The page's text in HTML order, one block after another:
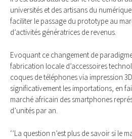
universités et des artisans du
faciliter le passage du prototype au
d’activités génératrices de revenus.
Evoquant ce changement de
fabrication locale d’accessoires
coques de téléphones via impression
significativement les importations, en
marché africain des smartphones
d’unités par an.
‘’La question n’est plus de savoir si le